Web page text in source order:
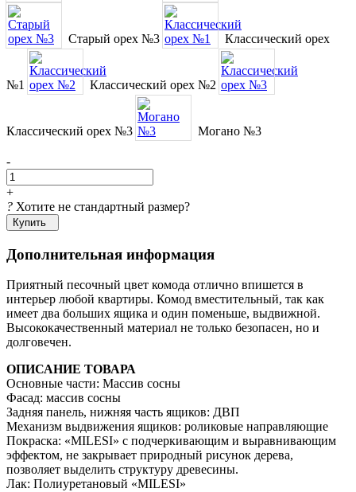
Старый орех №3 Классический орех
№1 Классический орех №2
Классический орех №3 Могано №3
-
+
? Хотите не стандартный размер?
Купить
Дополнительная информация
Приятный песочный цвет комода отлично впишется в
интерьер любой квартиры. Комод вместительный, так как
имеет два больших ящика и один поменьше, выдвижной.
Высококачественный материал не только безопасен, но и
долговечен.
ОПИСАНИЕ ТОВАРА
Основные части: Массив сосны
Фасад: массив сосны
Задняя панель, нижняя часть ящиков: ДВП
Механизм выдвижения ящиков: роликовые направляющие
Покраска: «MILESI» с подчеркивающим и выравнивающим
эффектом, не закрывает природный рисунок дерева,
позволяет выделить структуру древесины.
Лак: Полиуретановый «MILESI»